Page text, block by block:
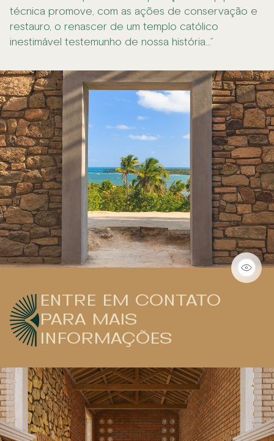
técnica promove, com as ações de conservação e
restauro, o renascer de um templo católico
inestimável testemunho de nossa história...”
ENTRE EM CONTATO
PARA MAIS
INFORMAÇÕES